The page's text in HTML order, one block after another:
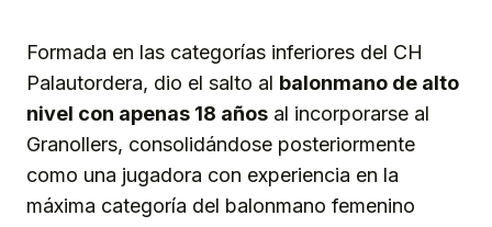
Formada en las categorías inferiores del CH
Palautordera, dio el salto al balonmano de alto
nivel con apenas 18 años al incorporarse al
Granollers, consolidándose posteriormente
como una jugadora con experiencia en la
máxima categoría del balonmano femenino